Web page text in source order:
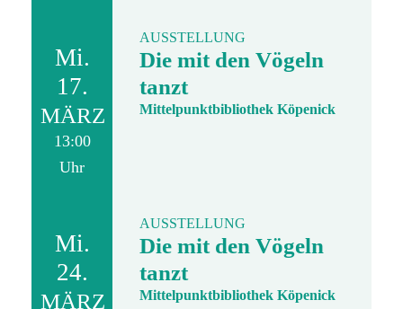
Mi.
17.
MÄRZ
13:00
Uhr
AUSSTELLUNG
Die mit den Vögeln
tanzt
Mittelpunktbibliothek Köpenick
Mi.
24.
MÄRZ
AUSSTELLUNG
Die mit den Vögeln
tanzt
Mittelpunktbibliothek Köpenick